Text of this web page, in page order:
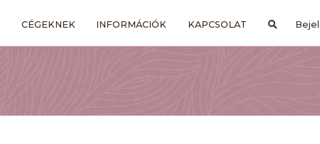
CÉGEKNEK INFORMÁCIÓK KAPCSOLAT